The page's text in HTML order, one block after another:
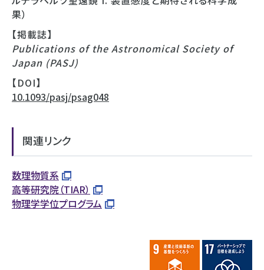
果）
【掲載誌】
Publications of the Astronomical Society of
Japan (PASJ)
【DOI】
10.1093/pasj/psag048
関連リンク
数理物質系
高等研究院（TIAR）
物理学学位プログラム